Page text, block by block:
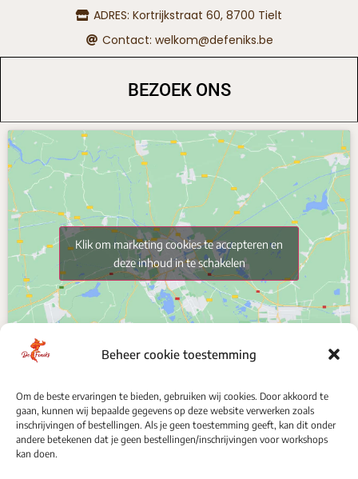
Beheer cookie toestemming
Om de beste ervaringen te bieden, gebruiken wij cookies. Door akkoord te
gaan, kunnen wij bepaalde gegevens op deze website verwerken zoals
inschrijvingen of bestellingen. Als je geen toestemming geeft, kan dit onder
andere betekenen dat je geen bestellingen/inschrijvingen voor workshops
kan doen.
ADRES: Kortrijkstraat 60, 8700 Tielt
Contact: welkom@defeniks.be
BEZOEK ONS
Klik om marketing cookies te accepteren en
deze inhoud in te schakelen
VOLG ONS